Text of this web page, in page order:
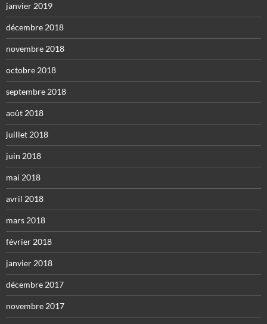
janvier 2019
décembre 2018
novembre 2018
octobre 2018
septembre 2018
août 2018
juillet 2018
juin 2018
mai 2018
avril 2018
mars 2018
février 2018
janvier 2018
décembre 2017
novembre 2017